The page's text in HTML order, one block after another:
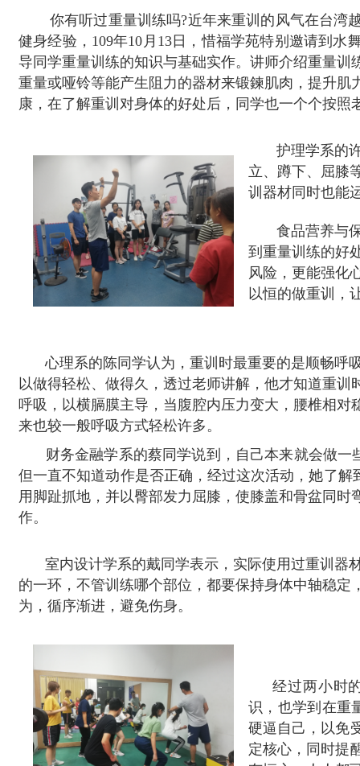
你有听过重量训练吗?近年来重训的风气在台湾
健身经验， 109年10 月 13日，惜福学苑特别邀请到水
导同学重量训练的知识与基础实作。讲师介绍重量
重量或哑铃等能产生阻力的器材来锻鍊肌肉，提升
康，在了解重训对身体的好处后，同学也一个个按照
护理学系的
立、蹲下、屈膝
训器材同时也能
食品营养与保
到重量训练的好
风险，更能强化
以恒的做重训，
心理系的陈同学认为，重训时最重要的是顺畅呼
以做得轻松、做得久，透过老师讲解，他才知道重训
呼吸，以横膈膜主导，当腹腔内压力变大，腰椎相对
来也较一般呼吸方式轻松许多。
财务金融学系的蔡同学说到，自己本来就会做一
但一直不知道动作是否正确，经过这次活动，她了解
用脚趾抓地，并以臀部发力屈膝，使膝盖和骨盆同
作。
室内设计学系的戴同学表示，实际使用过重训器
的一环，不管训练哪个部位，都要保持身体中轴稳
为，循序渐进，避免伤身。
经过两小时
识，也学到在重
硬逼自己，以免
定核心，同时提